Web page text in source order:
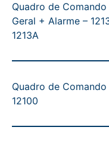
Quadro de
Geral + Alarme –
1213A
Quadro de
12100